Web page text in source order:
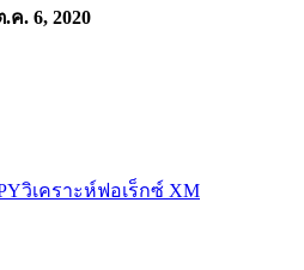
.ค. 6, 2020
วิเคราะห์ฟอเร็กซ์ XM